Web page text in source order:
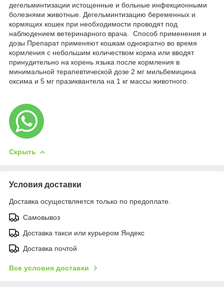
дегельминтизации истощенные и больные инфекционными
болезнями животные. Дегельминтизацию беременных и
кормящих кошек при необходимости проводят под
наблюдением ветеринарного врача. Способ применения и
дозы Препарат применяют кошкам однократно во время
кормления с небольшим количеством корма или вводят
принудительно на корень языка после кормления в
минимальной терапевтической дозе 2 мг мильбемицина
оксима и 5 мг празиквантела на 1 кг массы животного.
Скрыть
Условия доставки
Доставка осуществляется только по предоплате.
Самовывоз
Доставка такси или курьером Яндекс
Доставка почтой
Все условия доставки